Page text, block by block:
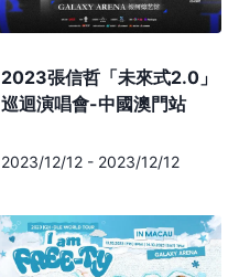
2023張信哲「未來式2.0」
巡迴演唱會-中國澳門站
2023/12/12 - 2023/12/12